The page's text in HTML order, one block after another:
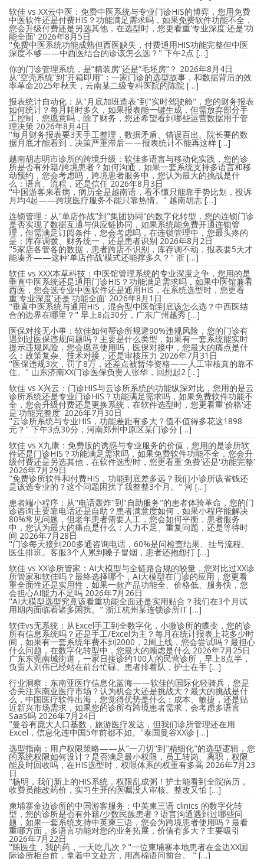
软佳 vs XX云中医：免费中医系统与专业门诊HIS的博弈，您用免费
中医软件还是付费HIS？功能满足需求吗，如果免费软件功能不全，
您会升级付费还是另选其他，在选型时，您更看重'专业深度'还是'功
能全面' 2026年8月5日
"免费中医系统功能成熟但西医缺失，付费通用HIS功能完整但中医
深度不够——中西医结合的诊该怎么选？" 下午2点 […]
你的门诊管理系统，是“精装房”还是“毛坯房”？ 2026年8月4日
从“空壳系统”到“开箱即用”：一家门诊的选型故事，和数据背后的效
率革命2025年秋天，云南某二级专科医院的陈院 […]
报表统计自动化：从"月底加班造表"到"实时驾驶舱"，您的财务报表
如何统计？每月耗时多久，如果报表能一键生成，但需放弃部分手
工控制，您愿意吗，除了财务，您还希望看到哪些运营数据用于管
理决策 2026年8月4日
"每月财务报表要3天手工整理，数据矛盾、错误百出。院长要的数
据月底才能看到，决策严重滞后——报表统计不能再这样 […]
越南胡志明市诊所的跨境升级：软佳多语言与移动化实践，您的诊
所是否有外籍/跨境患者？如何沟通，如果一套系统支持多语言和移
动预约，您会考虑吗，跨境患者服务中，您认为最大的挑战是什
么：语言、流程，还是信任 2026年8月3日
"中国游客来看病，病历全是越南语，看不懂只能靠手势比划，投诉
月均4起——跨境医疗服务不能只靠热情。" 越南胡志 […]
连锁管理：从"单店作战"到"集团协同"的数字化转型，您的连锁门诊
是否实现了数据互通与供应链协同，如果系统能免费开通连锁管
理，但需满足订阅条件，您会考虑吗，在连锁管理中，您最头疼的
是：库存调拨、财务统一，还是患者识别 2026年8月2日
"5家店各管各的数据，患者跨店不识别，库存调不动，报表要5天才
能凑齐——这种'单店作战'模式还能撑多久？" 浙 […]
软佳 vs XXX本草科技：中医馆管理系统的专业深度之争，您用的是
垂直中医系统还是通用门诊HIS？功能满足需求吗，如果中医馆兼看
西医，您会选专业中医软件还是通用HIS，在系统选型时，您更看
重'专业深度'还是'功能全面' 2026年8月1日
"垂直中医系统与通用HIS，混合型中医馆到底该怎么选？中西医结
合的边界在哪里？" 早上8点30分，广东广州越秀 […]
医保对接无小事：软佳如何帮诊所规避90%违规风险，您的门诊有
遇到过医保违规问题吗？主要是什么类型，如果有一套系统能实时
提示违规风险，您会愿意使用吗，医保对接中，您最大的痛点是什
么：政策复杂、技术对接，还是审核压力 2026年7月31日
"医保违规3次，罚了8万，还差点被暂停资格——人工审核真的靠不
住。" 山东济南XX门诊医保负责人张华，回想起2 […]
软佳 vs X兴云：门诊HIS与云诊所系统的功能纵深对比，您用的是云
诊所系统还是专业门诊HIS？功能满足需求吗，如果免费软件功能不
全，您会升级付费还是更换系统，在软件选型时，您更看重'价格'还
是'功能完整度' 2026年7月30日
"云诊所系统与专业HIS，功能差距有多大？值不值得多花这1898
元？" 下午3点30分，河南郑州中原区某门诊分 […]
软佳 vs X九康：免费版的诱惑与专业服务的价值，您用的是诊所软
件还是门诊HIS？功能满足需求吗，如果免费软件功能不全，您会升
级付费还是另选其他，在软件选型时，您更看重'免费'还是'功能完整'
2026年7月29日
"免费诊所软件和付费HIS，功能到底差多远？我们小诊所该省钱还
是该选专业的？这个问题困扰了我整整3个月。" 河 […]
患者端小程序：从"电话轰炸"到"自助服务"的患者体验革命，您的门
诊咨询主要靠电话还是自助？患者满意度如何，如果小程序能解决
80%常见问题，但老年患者需要人工，您会如何平衡，患者服务
中，您认为最大的痛点是什么：人力不足、重复问题，还是等待时
间 2026年7月28日
"门诊每天接到200多通咨询电话，60%是问检查结果、挂号流程、
医生排班。客服3个人累到嗓子冒烟，患者还抱怨打 […]
软佳 vs XX诊所管家：AI大模型与全链路合规的较量，您对比过XX诊
所管家和软佳吗？最终选择哪个，AI大模型在门诊的应用，您更看
重全面性还是实用性，如果一款产品功能全、价格低、服务快，您
会担心AI能力不足吗 2026年7月26日
"AI大模型选型究竟该看重功能全面还是实用贴合？我们在3个月试
用期内面临着诸多困扰。" 浙江杭州某连锁诊所IT […]
软佳vs无系统：从Excel手工到全数字化，小微诊所的蝶变，您的诊
所有信息系统吗？还是手工/Excel为主？每月在统计报表上花多少时
间，如果有一套系统年费不到2000，2周上线，您会尝试吗？最担心
什么问题，在数字化转型中，您最大的顾虑是什么 2026年7月25日
广东东莞南城街道，一家日接诊约100人的民营诊所，早上8点半，
负责人刘伟已经站在前台忙碌。患者排着队，护士在手 […]
行业洞察：东南亚医疗信息化蓝海——软佳的国际化轻骑兵，您是
否关注东南亚医疗市场？认为机会大还是挑战大？最大的挑战是什
么，中国医疗软件出海，您觉得优势是什么：成本、敏捷，还是贴
近新兴市场需求，如果您的诊所有跨境患者需求，会考虑多语言
SaaS吗 2026年7月24日
"曼谷有庞大人口基数，旅游医疗发达，但我们诊所管理还在用
Excel，信息化连中国5年前都不如。"泰国曼谷XX诊 […]
选型指南：用户权限策略——从"一刀切"到"精细化"的选型逻辑，您
的系统权限如何设计？是否满足最小权限，员工转岗、离职，权限
能及时回收吗，在HIS选型时，权限体系的权重有多高 2026年7月23
日
"杨明，我们新上的HIS系统，权限乱成粥！护士能看到全院病历，
收费员能改药价，实习生开的医嘱没人审核。整改又怕 […]
柬埔寨金边诊所的中国游客服务：中英柬三语 clinics 的数字化转
型，您的诊所是否有外籍/少数民族患者？语言沟通遇到过哪些问
题，如果一套系统支持中英柬三语，您会为跨境患者使用吗？最看
重哪方面，多语言功能对您的业务拓展，价值有多大？主要吸引
2026年7月22日
"陈医生，我的药，一天吃几次？"一位柬埔寨本地患者在金边XX国
际诊所柜台前，拿着中文处方，用高棉语问前台。 " […]